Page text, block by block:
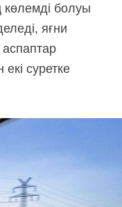
көлемді болуы
яғни
аспаптар
екі суретке